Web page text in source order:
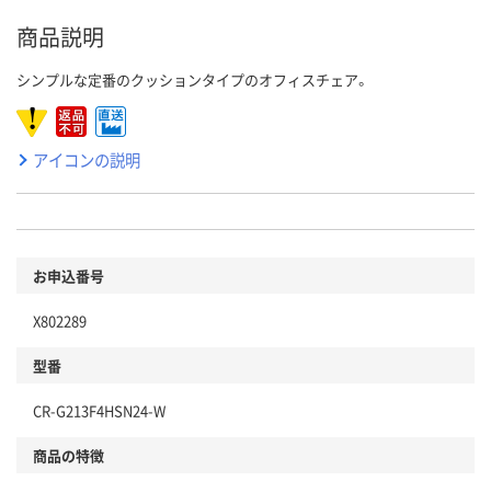
商品説明
シンプルな定番のクッションタイプのオフィスチェア。
アイコンの説明
お申込番号
X802289
型番
CR-G213F4HSN24-W
商品の特徴